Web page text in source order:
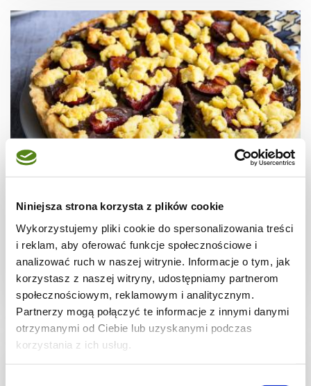
Niniejsza strona korzysta z plików cookie
Wykorzystujemy pliki cookie do spersonalizowania treści
i reklam, aby oferować funkcje społecznościowe i
analizować ruch w naszej witrynie. Informacje o tym, jak
korzystasz z naszej witryny, udostępniamy partnerom
społecznościowym, reklamowym i analitycznym.
Partnerzy mogą połączyć te informacje z innymi danymi
otrzymanymi od Ciebie lub uzyskanymi podczas
korzystania z ich usług.
Tarta budyniowa ze śliwkami
2 godz. 3562 kcal 8